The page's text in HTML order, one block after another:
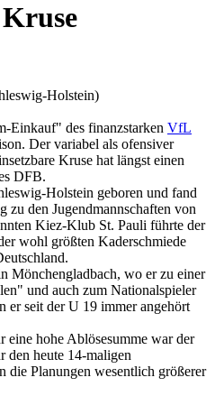
Holstein)
Einkauf" des finanzstarken VfL
Der variabel als ofensiver
Kruse hat längst einen
DFB.
Holstein geboren und fand
zu den Jugendmannschaften von
Kiez-Klub St. Pauli führte der
wohl größten Kaderschmiede
Mönchengladbach, wo er zu einer
und auch zum Nationalspieler
er seit der U 19 immer angehört
eine hohe Ablösesumme war der
den heute 14-maligen
die Planungen wesentlich größerer